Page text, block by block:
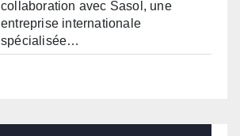
collaboration avec Sasol, une
entreprise internationale
spécialisée…